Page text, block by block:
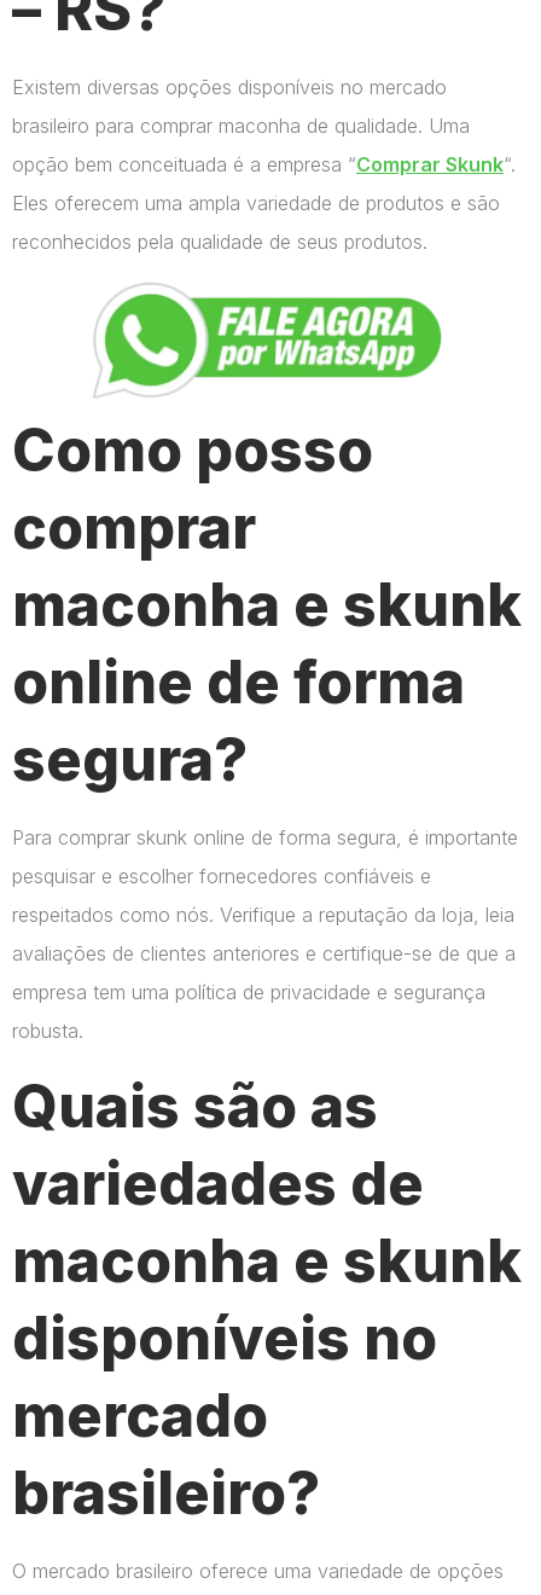
Existem diversas opções disponíveis no mercado
brasileiro para comprar maconha de qualidade. Uma
opção bem conceituada é a empresa “Comprar Skunk“.
Eles oferecem uma ampla variedade de produtos e são
reconhecidos pela qualidade de seus produtos.
Como posso
comprar
maconha e skunk
online de forma
segura?
Para comprar skunk online de forma segura, é importante
pesquisar e escolher fornecedores confiáveis e
respeitados como nós. Verifique a reputação da loja, leia
avaliações de clientes anteriores e certifique-se de que a
empresa tem uma política de privacidade e segurança
robusta.
Quais são as
variedades de
maconha e skunk
disponíveis no
mercado
brasileiro?
O mercado brasileiro oferece uma variedade de opções